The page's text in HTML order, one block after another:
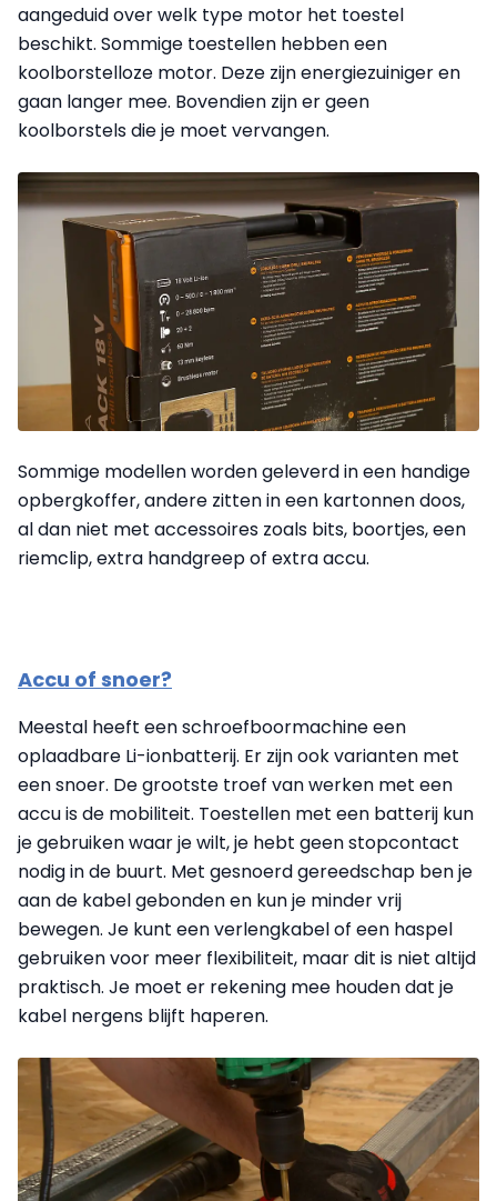
aangeduid over welk type motor het toestel
beschikt. Sommige toestellen hebben een
koolborstelloze motor. Deze zijn energiezuiniger en
gaan langer mee. Bovendien zijn er geen
koolborstels die je moet vervangen.
Sommige modellen worden geleverd in een handige
opbergkoffer, andere zitten in een kartonnen doos,
al dan niet met accessoires zoals bits, boortjes, een
riemclip, extra handgreep of extra accu.
Accu of snoer?
Meestal heeft een schroefboormachine een
oplaadbare Li-ionbatterij. Er zijn ook varianten met
een snoer. De grootste troef van werken met een
accu is de mobiliteit. Toestellen met een batterij kun
je gebruiken waar je wilt, je hebt geen stopcontact
nodig in de buurt. Met gesnoerd gereedschap ben je
aan de kabel gebonden en kun je minder vrij
bewegen. Je kunt een verlengkabel of een haspel
gebruiken voor meer flexibiliteit, maar dit is niet altijd
praktisch. Je moet er rekening mee houden dat je
kabel nergens blijft haperen.